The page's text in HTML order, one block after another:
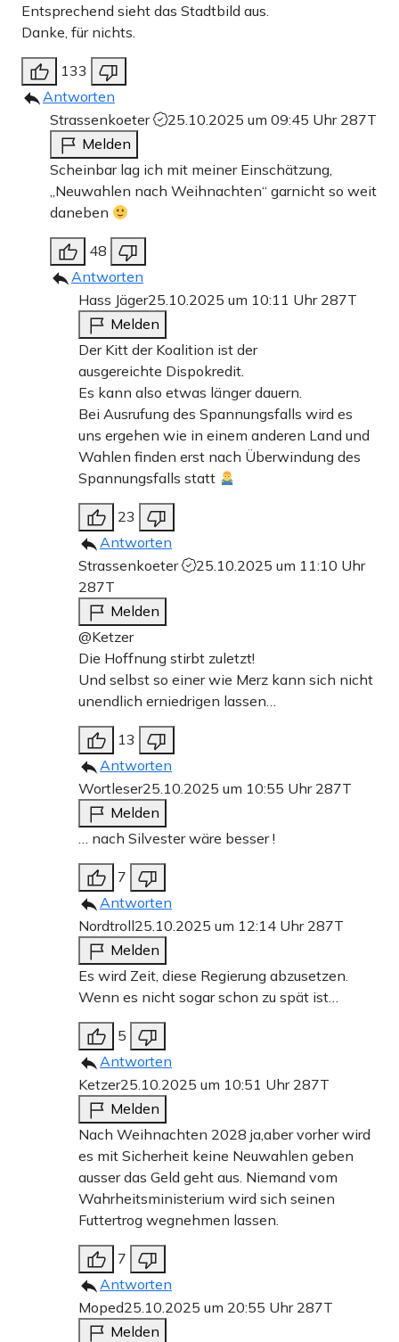
Entsprechend sieht das Stadtbild aus.
Danke, für nichts.
133
Antworten
Strassenkoeter
25.10.2025 um 09:45 Uhr 287T
Melden
Scheinbar lag ich mit meiner Einschätzung,
„Neuwahlen nach Weihnachten“ garnicht so weit
daneben
48
Antworten
Hass Jäger25.10.2025 um 10:11 Uhr 287T
Melden
Der Kitt der Koalition ist der
ausgereichte Dispokredit.
Es kann also etwas länger dauern.
Bei Ausrufung des Spannungsfalls wird es
uns ergehen wie in einem anderen Land und
Wahlen finden erst nach Überwindung des
Spannungsfalls statt
23
Antworten
Strassenkoeter
25.10.2025 um 11:10 Uhr
287T
Melden
@Ketzer
Die Hoffnung stirbt zuletzt!
Und selbst so einer wie Merz kann sich nicht
unendlich erniedrigen lassen…
13
Antworten
Wortleser25.10.2025 um 10:55 Uhr 287T
Melden
… nach Silvester wäre besser !
7
Antworten
Nordtroll25.10.2025 um 12:14 Uhr 287T
Melden
Es wird Zeit, diese Regierung abzusetzen.
Wenn es nicht sogar schon zu spät ist…
5
Antworten
Ketzer25.10.2025 um 10:51 Uhr 287T
Melden
Nach Weihnachten 2028 ja,aber vorher wird
es mit Sicherheit keine Neuwahlen geben
ausser das Geld geht aus. Niemand vom
Wahrheitsministerium wird sich seinen
Futtertrog wegnehmen lassen.
7
Antworten
Moped25.10.2025 um 20:55 Uhr 287T
Melden